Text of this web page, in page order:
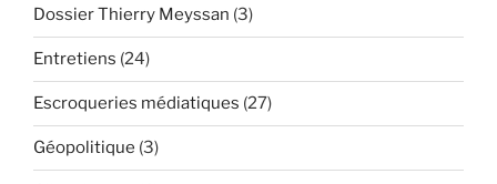
Dossier Thierry Meyssan (3)
Entretiens (24)
Escroqueries médiatiques (27)
Géopolitique (3)